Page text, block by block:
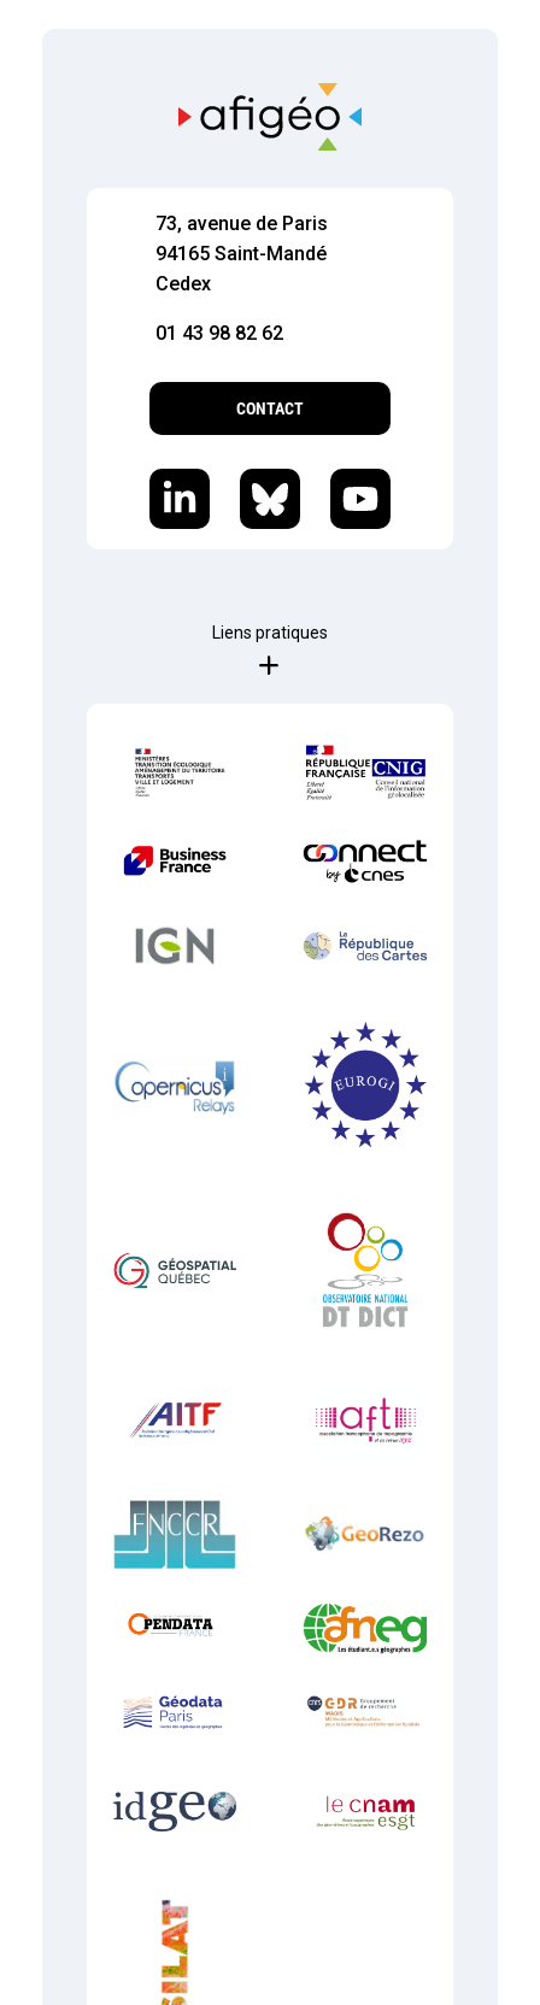
73, avenue de Paris
94165 Saint-Mandé
Cedex
01 43 98 82 62
CONTACT
Liens pratiques